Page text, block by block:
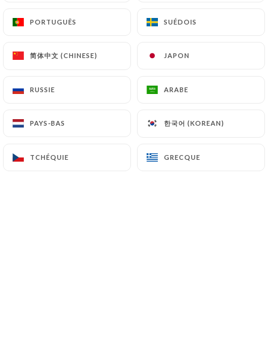
PORTUGUÊS SUÉDOIS
简体中文 (CHINESE) JAPON
RUSSIE ARABE
PAYS-BAS 한국어 (KOREAN)
TCHÉQUIE GRECQUE
PORTUGUÊS SUÉDOIS
简体中文 (CHINESE) JAPON
RUSSIE ARABE
PAYS-BAS 한국어 (KOREAN)
TCHÉQUIE GRECQUE